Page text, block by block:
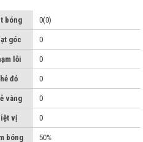
bóng 0(0)
góc 0
lỗi 0
đỏ 0
vàng 0
vị 0
bóng 50%